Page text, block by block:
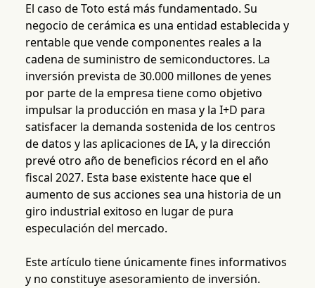
El caso de Toto está más fundamentado. Su
negocio de cerámica es una entidad establecida y
rentable que vende componentes reales a la
cadena de suministro de semiconductores. La
inversión prevista de 30.000 millones de yenes
por parte de la empresa tiene como objetivo
impulsar la producción en masa y la I+D para
satisfacer la demanda sostenida de los centros
de datos y las aplicaciones de IA, y la dirección
prevé otro año de beneficios récord en el año
fiscal 2027. Esta base existente hace que el
aumento de sus acciones sea una historia de un
giro industrial exitoso en lugar de pura
especulación del mercado.
Este artículo tiene únicamente fines informativos
y no constituye asesoramiento de inversión.